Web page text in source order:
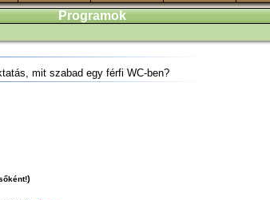
Programok
mit szabad egy férfi WC-ben?
)